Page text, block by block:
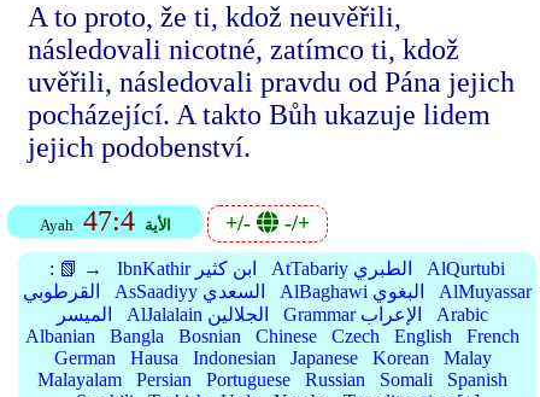
A to proto, že ti, kdož neuvěřili,
následovali nicotné, zatímco ti, kdož
uvěřili, následovali pravdu od Pána jejich
pocházející. A takto Bůh ukazuje lidem
jejich podobenství.
Ayah 47:4 الأية +/- -/+
: 📗 → IbnKathir ابن كثير AtTabariy الطبري
AlQurtubi
القرطوبي
AsSaadiyy السعدي AlBaghawi البغوي
AlMuyassar
الميسر
AlJalalain الجلالين Grammar الإعراب
Arabic
Albanian
Bangla Bosnian Chinese Czech English
French
German
Hausa Indonesian Japanese Korean
Malay
Malayalam
Persian Portuguese Russian Somali
Spanish